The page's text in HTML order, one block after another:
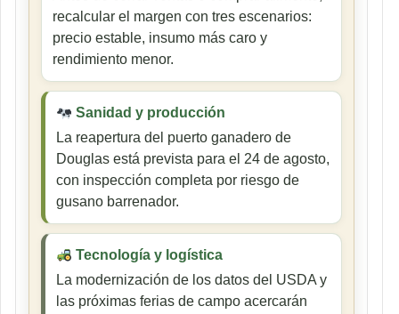
recalcular el margen con tres escenarios:
precio estable, insumo más caro y
rendimiento menor.
Sanidad y producción
La reapertura del puerto ganadero de
Douglas está prevista para el 24 de agosto,
con inspección completa por riesgo de
gusano barrenador.
Tecnología y logística
La modernización de los datos del USDA y
las próximas ferias de campo acercarán